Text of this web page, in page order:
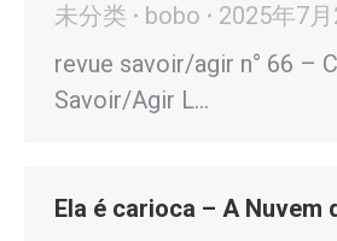
未分类
bobo
2025年7月
revue savoir/agir n° 66 –
Savoir/Agir L…
Ela é carioca – A Nuvem